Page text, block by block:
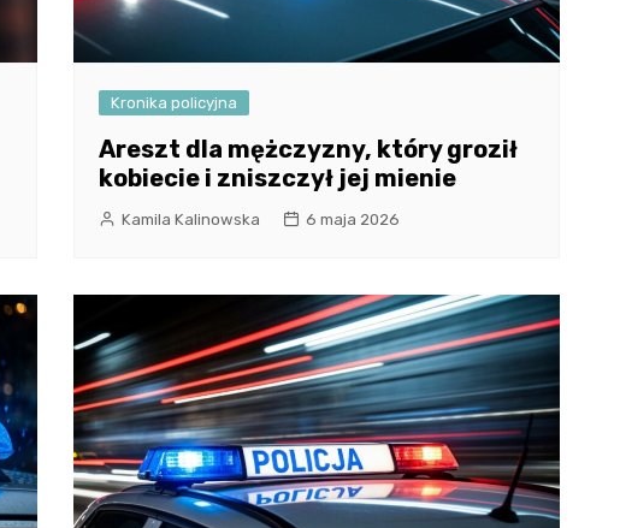
Kronika policyjna
Areszt dla mężczyzny, który groził
kobiecie i zniszczył jej mienie
Kamila Kalinowska 6 maja 2026